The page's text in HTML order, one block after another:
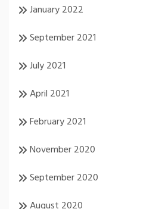
January 2022
September 2021
July 2021
April 2021
February 2021
November 2020
September 2020
August 2020